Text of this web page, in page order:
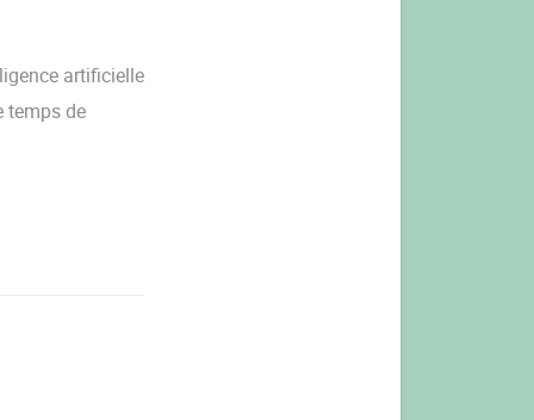
artificielle
temps de